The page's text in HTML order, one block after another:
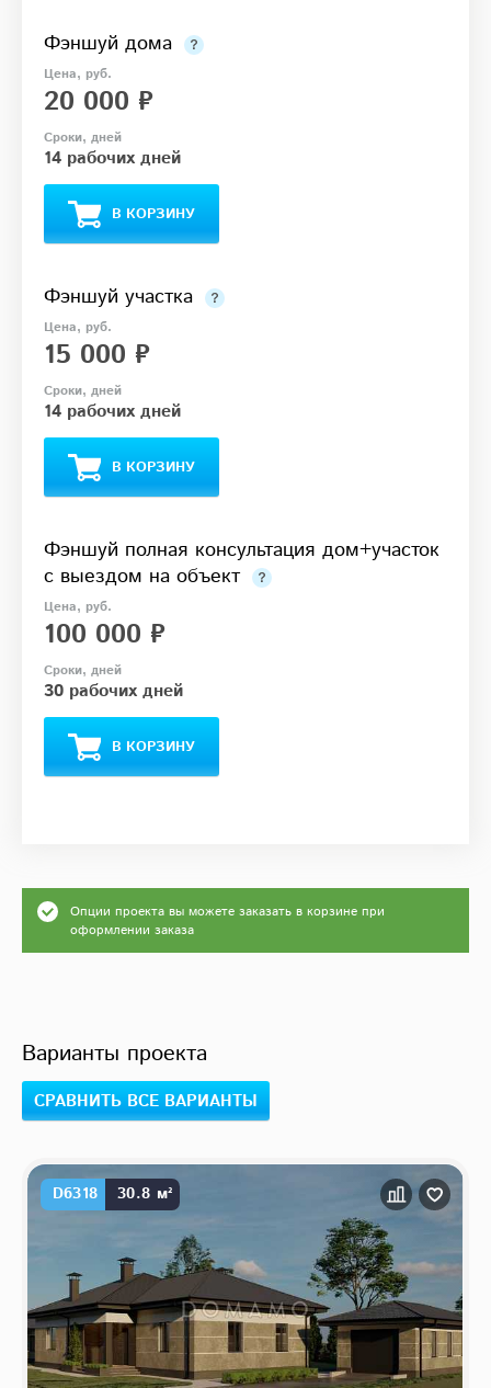
Фэншуй дома
20 000 ₽
14 рабочих дней
В КОРЗИНУ
Фэншуй участка
15 000 ₽
14 рабочих дней
В КОРЗИНУ
Фэншуй полная консультация дом+участок
с выездом на объект
100 000 ₽
30 рабочих дней
В КОРЗИНУ
Опции проекта вы можете заказать в корзине при
оформлении заказа
Варианты проекта
СРАВНИТЬ ВСЕ ВАРИАНТЫ
D6318 30.8 м²